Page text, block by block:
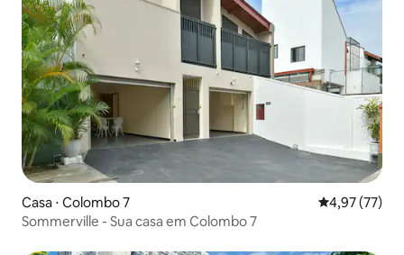
Casa ⋅ Colombo 7 4,97 de uma
4,97 (77)
Sommerville - Sua casa em Colombo 7